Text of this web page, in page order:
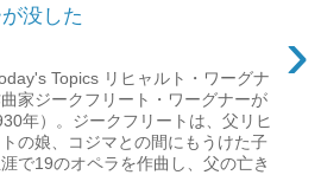
没した
›
Topics リヒャルト・ワーグナ
家ジークフリート・ワーグナーが
年）。ジークフリートは、父リヒ
の娘、コジマとの間にもうけた子
で19のオペラを作曲し、父の亡き